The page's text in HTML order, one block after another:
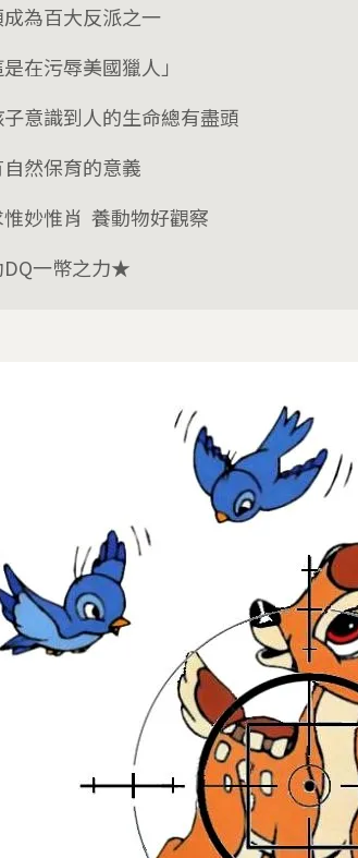
為百大反派之一
在污辱美國獵人」
意識到人的生命總有盡頭
然保育的意義
妙惟肖 養動物好觀察
一幣之力★